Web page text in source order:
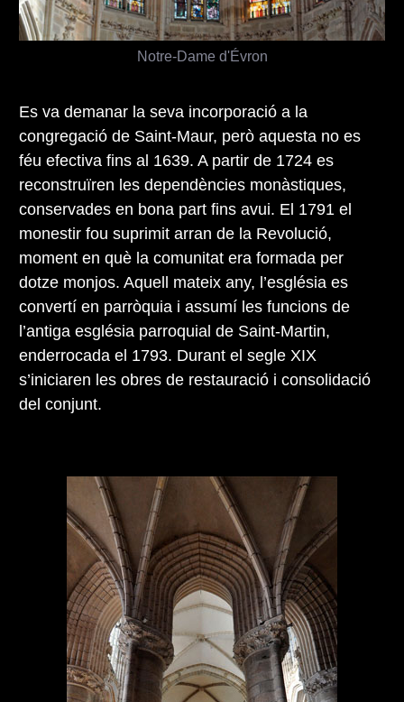
Es va demanar la seva incorporació a la
congregació de Saint-Maur, però aquesta no es
féu efectiva fins al 1639. A partir de 1724 es
reconstruïren les dependències monàstiques,
conservades en bona part fins avui. El 1791 el
monestir fou suprimit arran de la Revolució,
moment en què la comunitat era formada per
dotze monjos. Aquell mateix any, l’església es
convertí en parròquia i assumí les funcions de
l’antiga església parroquial de Saint-Martin,
enderrocada el 1793. Durant el segle XIX
s’iniciaren les obres de restauració i consolidació
del conjunt.
Notre-Dame d'Évron